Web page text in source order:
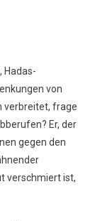
Hadas-
von
verbreitet, frage
Er, der
gegen den
verschmiert ist,